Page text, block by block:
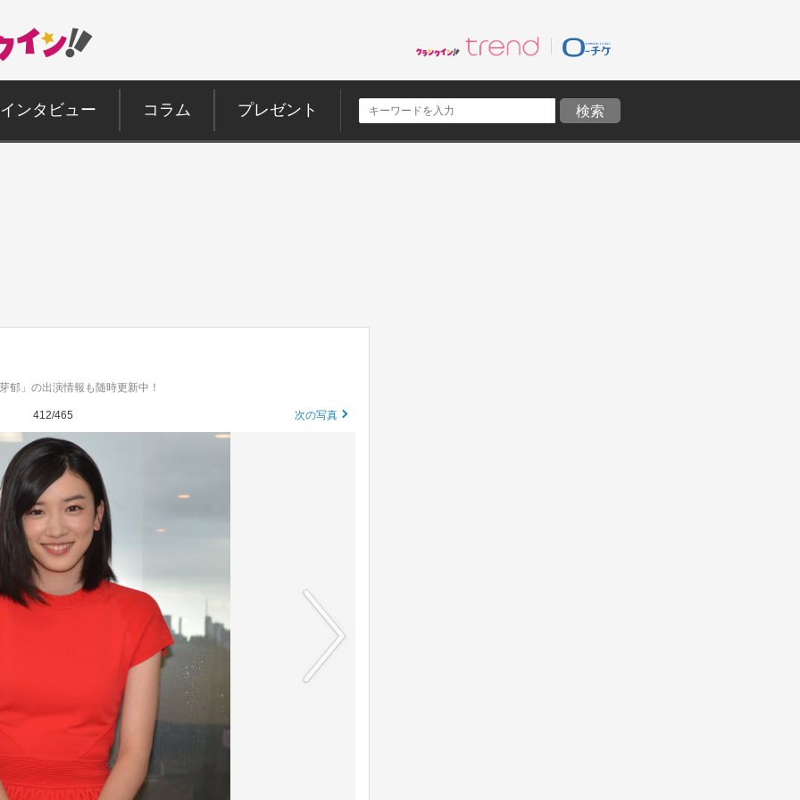
インタビュー コラム プレゼント
郁」の出演情報も随時更新中！
412/465 次の写真